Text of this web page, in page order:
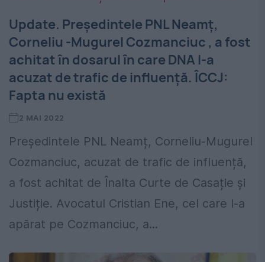
Update. Președintele PNL Neamţ,
Corneliu -Mugurel Cozmanciuc , a fost
achitat în dosarul în care DNA l-a
acuzat de trafic de influență. ÎCCJ:
Fapta nu există
2 MAI 2022
Președintele PNL Neamț, Corneliu-Mugurel
Cozmanciuc, acuzat de trafic de influență,
a fost achitat de Înalta Curte de Casație și
Justiție. Avocatul Cristian Ene, cel care l-a
apărat pe Cozmanciuc, a...